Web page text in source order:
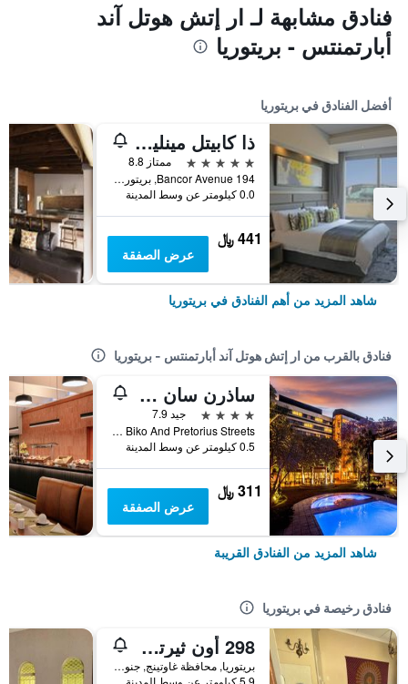
فنادق مشابهة لـ ار إتش هوتل آند
أبارتمنتس - بريتوريا
أفضل الفنادق في بريتوريا
ذا كابيتل مينلين مين
5 نجوم
ممتاز 8.8
194 Bancor Avenue, بريتوريا, محافظة غاوتينج, جنوب أفريقيا
0.0 كيلومتر عن وسط المدينة
441 ﷼
عرض الصفقة
شاهد المزيد من أهم الفنادق في بريتوريا
فنادق بالقرب من ار إتش هوتل آند أبارتمنتس - بريتوريا
ساذرن سان بريتوريا
4 نجوم
جيد 7.9
Cnr. Steve Biko And Pretorius Streets, بريتوريا, محافظة غاوتينج, جنوب أفريقيا
0.5 كيلومتر عن وسط المدينة
311 ﷼
عرض الصفقة
شاهد المزيد من الفنادق القريبة
فنادق رخيصة في بريتوريا
298 أون ثيرتي فورث
بريتوريا, محافظة غاوتينج, جنوب أفريقيا
5.9 كيلومتر عن وسط المدينة